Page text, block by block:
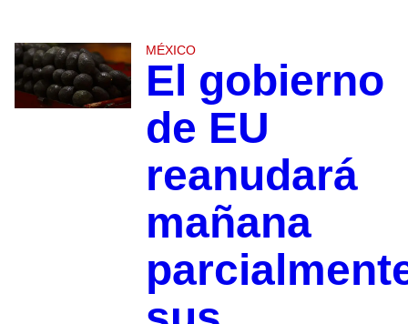
MÉXICO
El gobierno
de EU
reanudará
mañana